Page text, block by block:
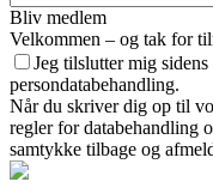
Bliv medlem
Velkommen – og tak for
Jeg tilslutter mig
persondatabehandling.
Når du skriver dig op til
regler for databehandling
samtykke tilbage og